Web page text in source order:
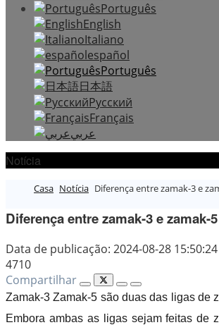
Português
English
Italiano
español
Português
日本語
Русский
Français
عربي
Notícia
Casa Notícia Diferença entre zamak-3 e
Diferença entre zamak-3 e zamak-5
Data de publicação: 2024-08-28 15:50:24
4710
Compartilhar
Zamak-3 Zamak-5 são duas das ligas de
Embora ambas as ligas sejam feitas de